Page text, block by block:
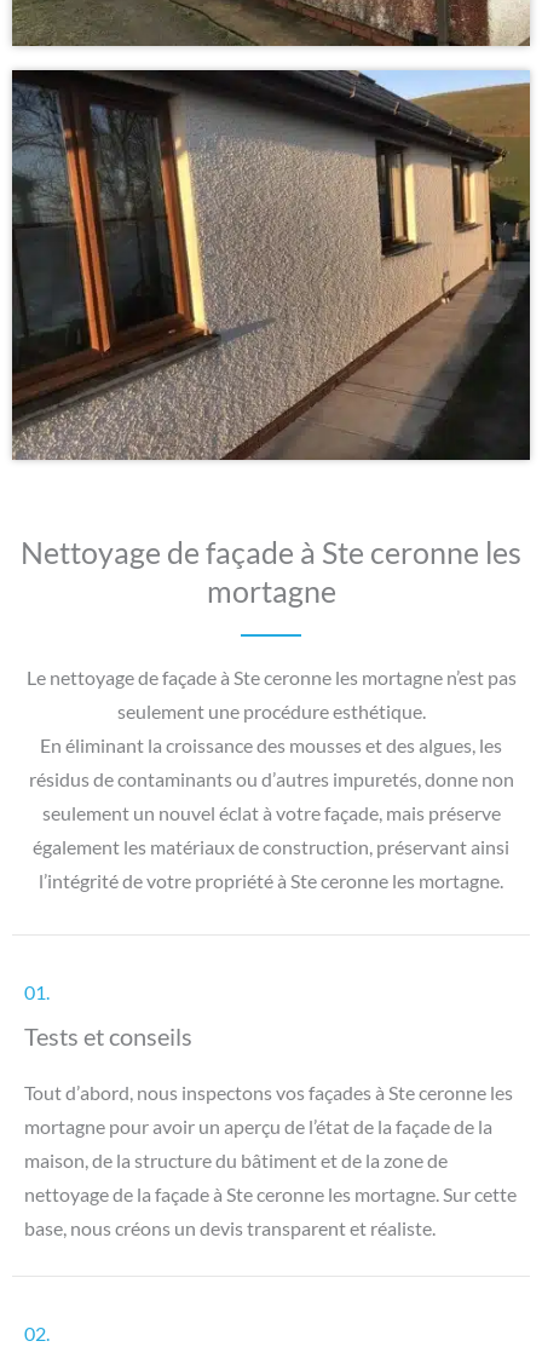
Nettoyage de façade à Ste ceronne les
mortagne
Le nettoyage de façade à Ste ceronne les mortagne n’est pas
seulement une procédure esthétique.
En éliminant la croissance des mousses et des algues, les
résidus de contaminants ou d’autres impuretés, donne non
seulement un nouvel éclat à votre façade, mais préserve
également les matériaux de construction, préservant ainsi
l’intégrité de votre propriété à Ste ceronne les mortagne.
01.
Tests et conseils
Tout d’abord, nous inspectons vos façades à Ste ceronne les
mortagne pour avoir un aperçu de l’état de la façade de la
maison, de la structure du bâtiment et de la zone de
nettoyage de la façade à Ste ceronne les mortagne. Sur cette
base, nous créons un devis transparent et réaliste.
02.